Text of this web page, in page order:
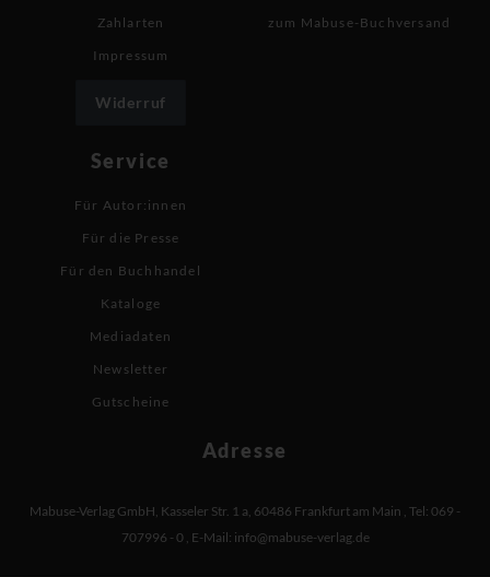
Zahlarten
Impressum
Widerruf
zum Mabuse-Buchversand
Service
Für Autor:innen
Für die Presse
Für den Buchhandel
Kataloge
Mediadaten
Newsletter
Gutscheine
Adresse
Mabuse-Verlag GmbH, Kasseler Str. 1 a, 60486 Frankfurt am Main , Tel: 069 -
707996 - 0 , E-Mail: info@mabuse-verlag.de